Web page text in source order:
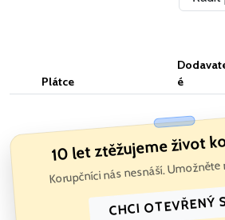
Plátce
é
10 let ztěžujeme život
Korupčníci nás nesnáší.
CHCI OTEVŘENÝ